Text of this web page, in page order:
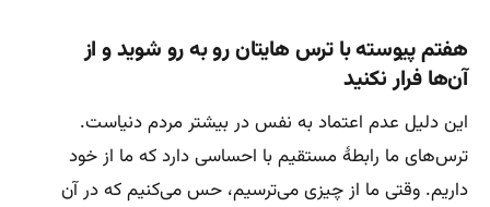
هفتم پیوسته با ترس‌ هایتان رو به رو شوید و از
آن‌ها فرار نکنید
این دلیل عدم اعتماد به نفس در بیشتر مردم دنیاست.
ترس‌های ما رابطهٔ مستقیم با احساسی دارد که ما از خود
داریم. وقتی ما از چیزی می‌ترسیم، حس می‌کنیم که در آن